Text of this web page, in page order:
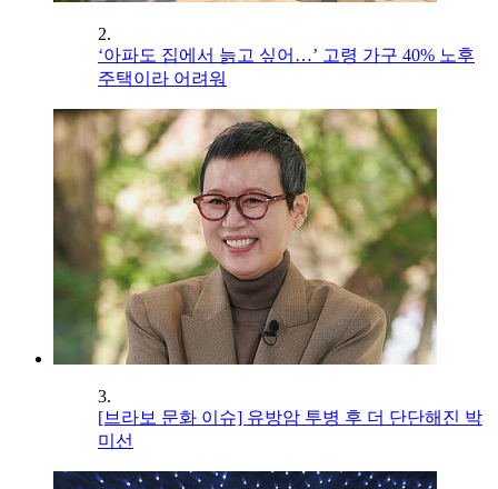
2.
‘아파도 집에서 늙고 싶어…’ 고령 가구 40% 노후
주택이라 어려워
3.
[브라보 문화 이슈] 유방암 투병 후 더 단단해진 박
미선